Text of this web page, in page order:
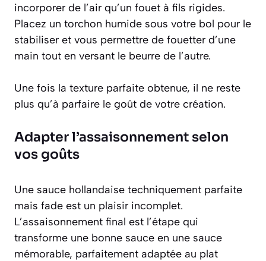
incorporer de l’air qu’un fouet à fils rigides.
Placez un torchon humide sous votre bol pour le
stabiliser et vous permettre de fouetter d’une
main tout en versant le beurre de l’autre.
Une fois la texture parfaite obtenue, il ne reste
plus qu’à parfaire le goût de votre création.
Adapter l’assaisonnement selon
vos goûts
Une sauce hollandaise techniquement parfaite
mais fade est un plaisir incomplet.
L’assaisonnement final est l’étape qui
transforme une bonne sauce en une sauce
mémorable, parfaitement adaptée au plat